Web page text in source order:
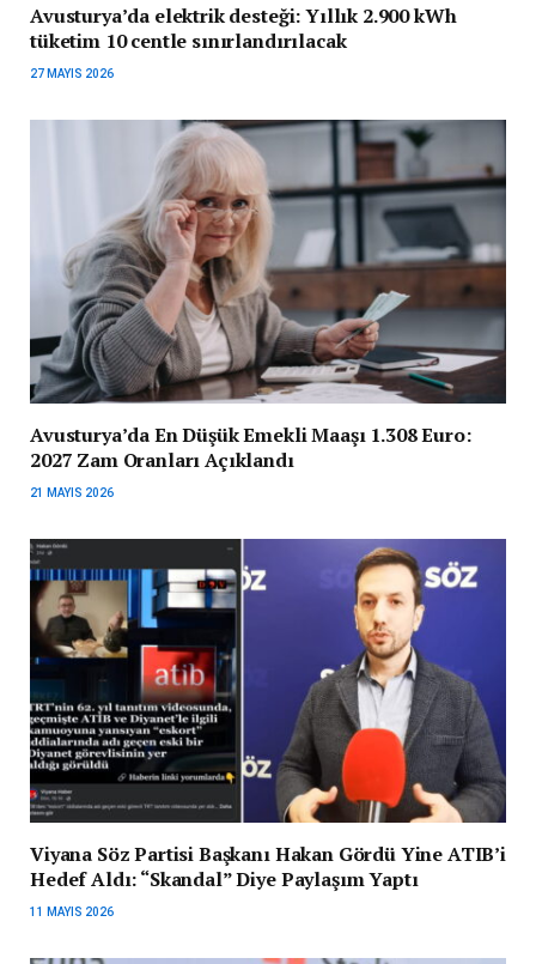
Avusturya’da elektrik desteği: Yıllık 2.900 kWh
tüketim 10 centle sınırlandırılacak
27 MAYIS 2026
Avusturya’da En Düşük Emekli Maaşı 1.308 Euro:
2027 Zam Oranları Açıklandı
21 MAYIS 2026
Viyana Söz Partisi Başkanı Hakan Gördü Yine ATIB’i
Hedef Aldı: “Skandal” Diye Paylaşım Yaptı
11 MAYIS 2026